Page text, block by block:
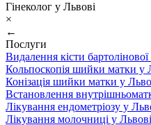
Гінеколог у Львові
×
←
Послуги
Видалення кісти бартолінової
Кольпоскопія шийки матки у
Конізація шийки матки у
Встановлення
Лікування ендометріозу у
Лікування молочниці у Львові